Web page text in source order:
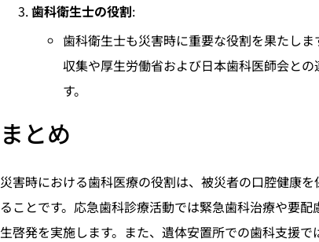
歯科衛生士の役割:
歯科衛生士も災害時に重要な役割を果たし
収集や厚生労働省および日本歯科医師会と
す。
まとめ
災害時における歯科医療の役割は、被災者の口腔健康
ることです。応急歯科診療活動では緊急歯科治療や要
生啓発を実施します。また、遺体安置所での歯科支援